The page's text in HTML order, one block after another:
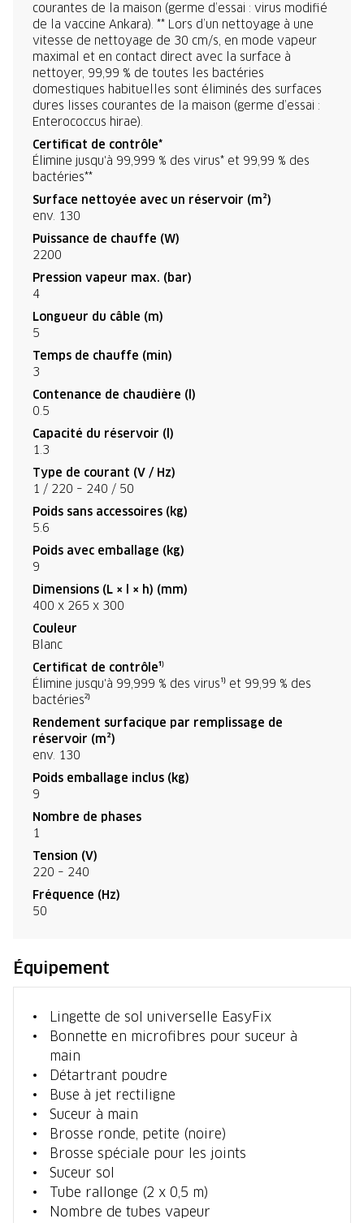
courantes de la maison (germe d’essai : virus modifié
de la vaccine Ankara). ** Lors d’un nettoyage à une
vitesse de nettoyage de 30 cm/s, en mode vapeur
maximal et en contact direct avec la surface à
nettoyer, 99,99 % de toutes les bactéries
domestiques habituelles sont éliminés des surfaces
dures lisses courantes de la maison (germe d’essai :
Enterococcus hirae).
Certificat de contrôle*
Élimine jusqu'à 99,999 % des virus* et 99,99 % des
bactéries**
Surface nettoyée avec un réservoir (m²)
env. 130
Puissance de chauffe (W)
2200
Pression vapeur max. (bar)
4
Longueur du câble (m)
5
Temps de chauffe (min)
3
Contenance de chaudière (l)
0.5
Capacité du réservoir (l)
1.3
Type de courant (V / Hz)
1 / 220 – 240 / 50
Poids sans accessoires (kg)
5.6
Poids avec emballage (kg)
9
Dimensions (L × l × h) (mm)
400 x 265 x 300
Couleur
Blanc
Certificat de contrôle¹⁾
Élimine jusqu'à 99,999 % des virus¹⁾ et 99,99 % des
bactéries²⁾
Rendement surfacique par remplissage de
réservoir (m²)
env. 130
Poids emballage inclus (kg)
9
Nombre de phases
1
Tension (V)
220 – 240
Fréquence (Hz)
50
Équipement
Lingette de sol universelle EasyFix
Bonnette en microfibres pour suceur à
main
Détartrant poudre
Buse à jet rectiligne
Suceur à main
Brosse ronde, petite (noire)
Brosse spéciale pour les joints
Suceur sol
Tube rallonge (2 x 0,5 m)
Nombre de tubes vapeur